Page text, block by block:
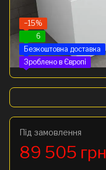
−15%
6
Безкоштовна доставка
Зроблено в Європі
Під замовлення
89 505 грн